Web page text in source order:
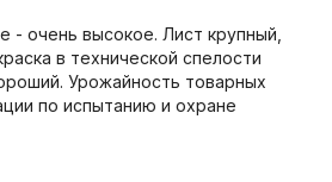
очень высокое. Лист крупный,
в технической спелости
Урожайность товарных
по иcпытанию и охране